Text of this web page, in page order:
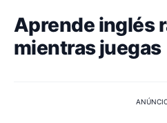
Aprende inglés
mientras juegas